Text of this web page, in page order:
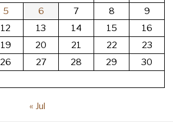
5 6 7 8
9
12 13 14 15
16
19 20 21 22
23
26 27 28 29
30
« Jul